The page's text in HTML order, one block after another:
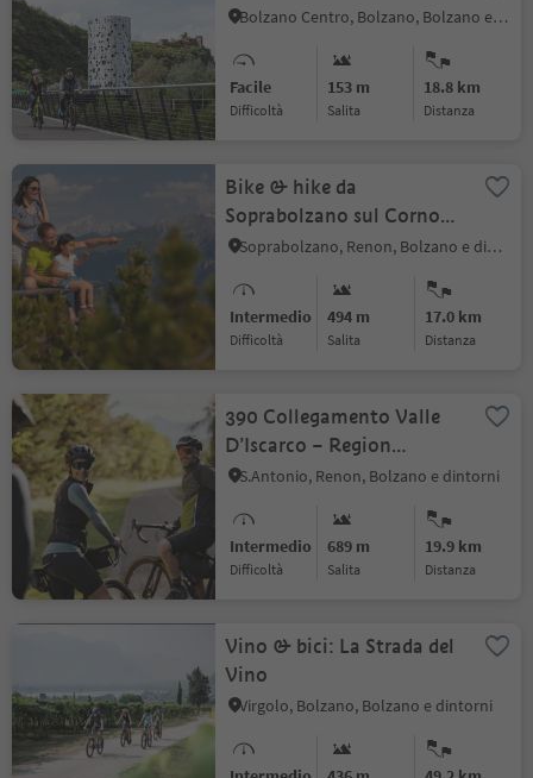
Bolzano Centro, Bolzano, Bolzano e dintorni
Facile
Difficoltà
153 m
Salita
18.8 km
distanza
Bike & hike da
Soprabolzano sul Corno
del Renon
Soprabolzano, Renon, Bolzano e dintorni
Intermedio
Difficoltà
494 m
Salita
17.0 km
distanza
390 Collegamento Valle
D’Iscarco – Region
dolomitica Alpe di Siusi
S.Antonio, Renon, Bolzano e dintorni
Intermedio
Difficoltà
689 m
Salita
19.9 km
distanza
Vino & bici: La Strada del
Vino
Virgolo, Bolzano, Bolzano e dintorni